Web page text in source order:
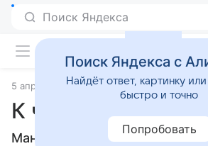
Поиск Яндекса
5 апреля 2010 Сонники
К чему снится
Маневры: толкование сна
Поиск Яндекса с
Найдёт ответ, картинку
быстро и точно
Попробовать